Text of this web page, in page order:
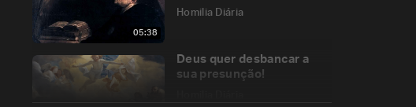
05:38
Homilia Diária
Deus quer desbancar a
sua presunção!